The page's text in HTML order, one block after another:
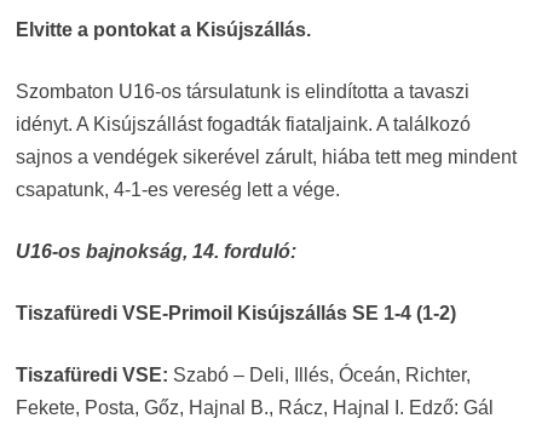
Elvitte a pontokat a Kisújszállás.
Szombaton U16-os társulatunk is elindította a tavaszi
idényt. A Kisújszállást fogadták fiataljaink. A találkozó
sajnos a vendégek sikerével zárult, hiába tett meg mindent
csapatunk, 4-1-es vereség lett a vége.
U16-os bajnokság, 14. forduló:
Tiszafüredi VSE-Primoil Kisújszállás SE 1-4 (1-2)
Tiszafüredi VSE: Szabó – Deli, Illés, Óceán, Richter,
Fekete, Posta, Gőz, Hajnal B., Rácz, Hajnal I. Edző: Gál